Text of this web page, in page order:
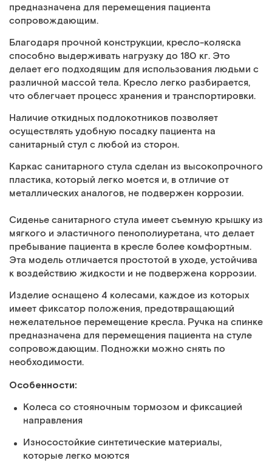
предназначена для перемещения пациента
сопровождающим.
Благодаря прочной конструкции, кресло-коляска
способно выдерживать нагрузку до 180 кг. Это
делает его подходящим для использования людьми с
различной массой тела. Кресло легко разбирается,
что облегчает процесс хранения и транспортировки.
Наличие откидных подлокотников позволяет
осуществлять удобную посадку пациента на
санитарный стул с любой из сторон.
Каркас санитарного стула сделан из высокопрочного
пластика, который легко моется и, в отличие от
металлических аналогов, не подвержен коррозии.
Сиденье санитарного стула имеет съемную крышку из
мягкого и эластичного пенополиуретана, что делает
пребывание пациента в кресле более комфортным.
Эта модель отличается простотой в уходе, устойчива
к воздействию жидкости и не подвержена коррозии.
Изделие оснащено 4 колесами, каждое из которых
имеет фиксатор положения, предотвращающий
нежелательное перемещение кресла. Ручка на спинке
предназначена для перемещения пациента на стуле
сопровождающим. Подножки можно снять по
необходимости.
Особенности:
Колеса со стояночным тормозом и фиксацией
направления
Износостойкие синтетические материалы,
которые легко моются